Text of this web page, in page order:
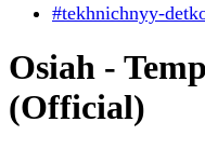
#tekhnichnyy-
Osiah -
(Official)